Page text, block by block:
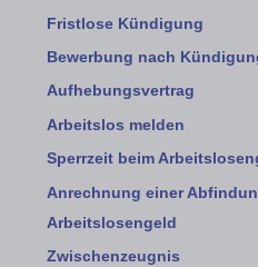
Fristlose Kündigung
Bewerbung nach
Aufhebungsvertrag
Arbeitslos melden
Sperrzeit beim
Anrechnung einer
Arbeitslosengeld
Zwischenzeugnis